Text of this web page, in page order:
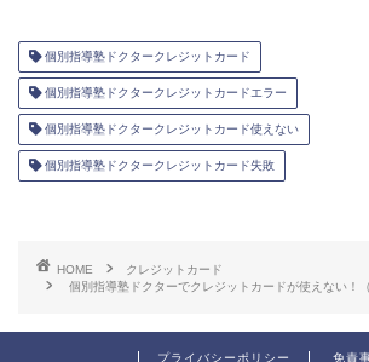
個別指導塾ドクタークレジットカード
個別指導塾ドクタークレジットカードエラー
個別指導塾ドクタークレジットカード使えない
個別指導塾ドクタークレジットカード失敗
HOME
クレジットカード
個別指導塾ドクターでクレジットカードが使えない！
プライバシーポリシー 免責